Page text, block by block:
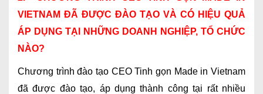
VIETNAM ĐÃ ĐƯỢC ĐÀO TẠO VÀ CÓ HIỆU QUẢ
ÁP DỤNG TẠI NHỮNG DOANH NGHIỆP, TỔ CHỨC
NÀO?
Chương trình đào tạo CEO Tinh gọn Made in Vietnam
đã được đào tạo, áp dụng thành công tại rất nhiều